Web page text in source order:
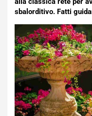
sbalorditivo. Fatti